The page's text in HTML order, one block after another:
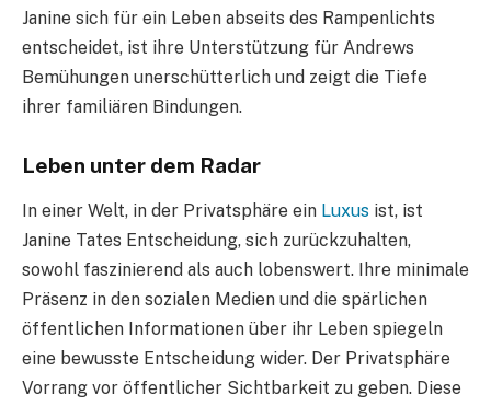
Janine sich für ein Leben abseits des Rampenlichts
entscheidet, ist ihre Unterstützung für Andrews
Bemühungen unerschütterlich und zeigt die Tiefe
ihrer familiären Bindungen.
Leben unter dem Radar
In einer Welt, in der Privatsphäre ein Luxus ist, ist
Janine Tates Entscheidung, sich zurückzuhalten,
sowohl faszinierend als auch lobenswert. Ihre minimale
Präsenz in den sozialen Medien und die spärlichen
öffentlichen Informationen über ihr Leben spiegeln
eine bewusste Entscheidung wider. Der Privatsphäre
Vorrang vor öffentlicher Sichtbarkeit zu geben. Diese